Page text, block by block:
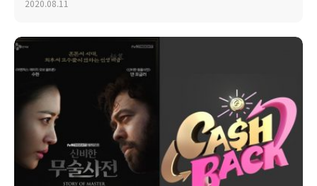
2020.08.11